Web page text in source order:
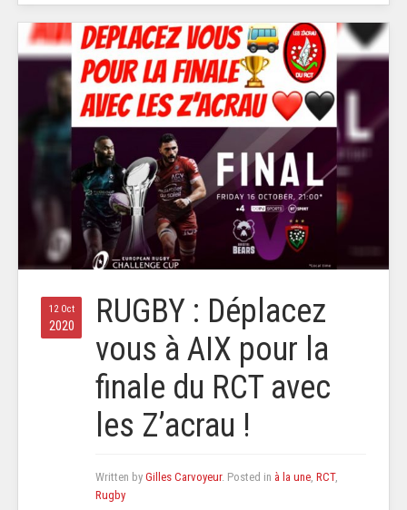
12 Oct
2020
RUGBY : Déplacez
vous à AIX pour la
finale du RCT avec
les Z’acrau !
Written by Gilles Carvoyeur. Posted in à la une RCT,
Rugby